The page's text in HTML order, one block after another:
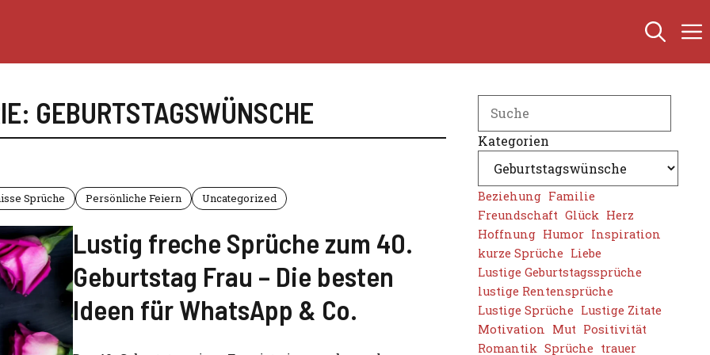
GEBURTSTAGSWÜNSCHE
Sprüche Persönliche Feiern Uncategorized
Lustig freche Sprüche zum 40.
Geburtstag Frau – Die besten
Ideen für WhatsApp & Co.
Kategorien
Beziehung Familie
Freundschaft Glück Herz
Hoffnung Humor Inspiration
kurze Sprüche Liebe
Lustige Geburtstagssprüche
lustige Rentensprüche
Lustige Sprüche Lustige Zitate
Motivation Mut Positivität
Romantik Sprüche trauer